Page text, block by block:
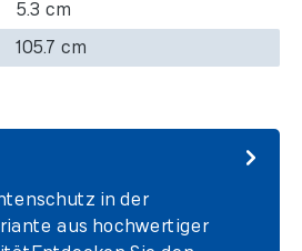
5.3 cm
105.7 cm
in der
aus hochwertiger